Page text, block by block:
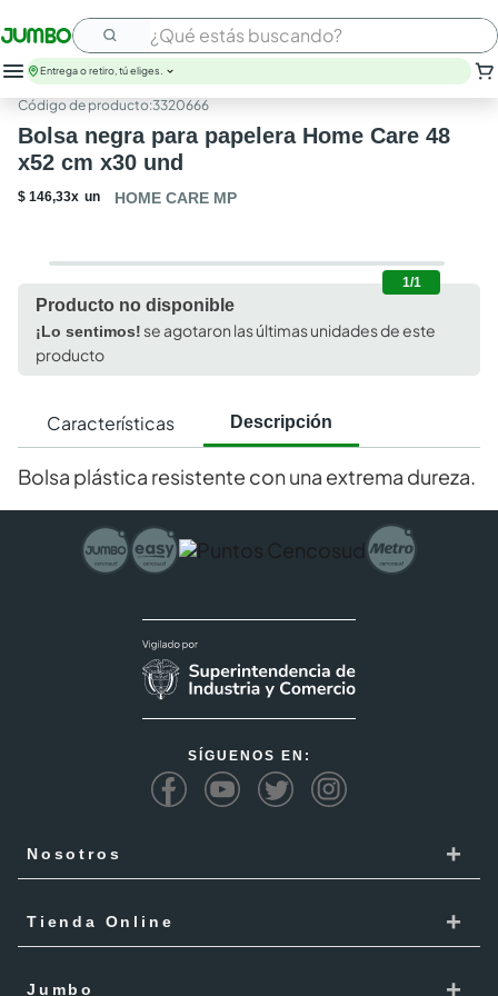
¿Qué estás buscando?
Entrega o retiro, tú eliges.
:3320666
Bolsa negra para papelera Home Care 48
x52 cm x30 und
$ 146,33x un HOME CARE MP
1/1
Producto no disponible
¡Lo sentimos!se agotaron las últimas unidades de este
producto
Características Descripción
Bolsa plástica resistente con una extrema dureza.
SÍGUENOS EN:
Nosotros +
Responsabilidad Social
Trabaja con Nosotros
Tienda Online +
Jumbo +